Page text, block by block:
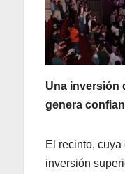
Una inversión
genera
El recinto,
inversión